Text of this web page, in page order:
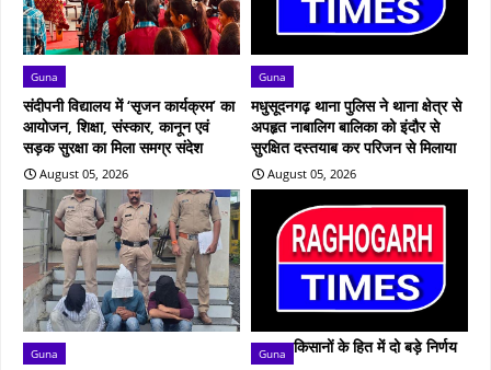
Guna
संदीपनी विद्यालय में ‘सृजन कार्यक्रम’ का
आयोजन, शिक्षा, संस्कार, कानून एवं
सड़क सुरक्षा का मिला समग्र संदेश
August 05, 2026
Guna
मधुसूदनगढ़ थाना पुलिस ने थाना क्षेत्र से
अपहृत नाबालिग बालिका को इंदौर से
सुरक्षित दस्तयाब कर परिजन से मिलाया
August 05, 2026
Guna Guna किसानों के हित में दो बड़े निर्णय